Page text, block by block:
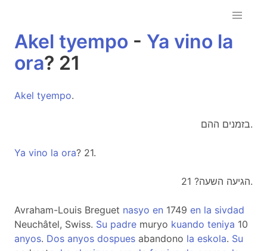
Akel tyempo - Ya vino la
ora? 21
Akel tyempo.
בזמנים ההם.
Ya vino la ora? 21.
הגיעה השעה? 21.
Avraham-Louis Breguet nasyo en 1749 en la sivdad
Neuchâtel, Swiss. Su padre muryo kuando teniya 10
anyos. Dos anyos dospues abandono la eskola. Su